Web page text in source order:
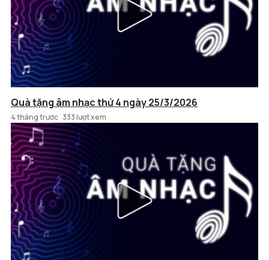
Quà tặng âm nhạc thứ 4 ngày 25/3/2026
4 tháng trước 333 lượt xem